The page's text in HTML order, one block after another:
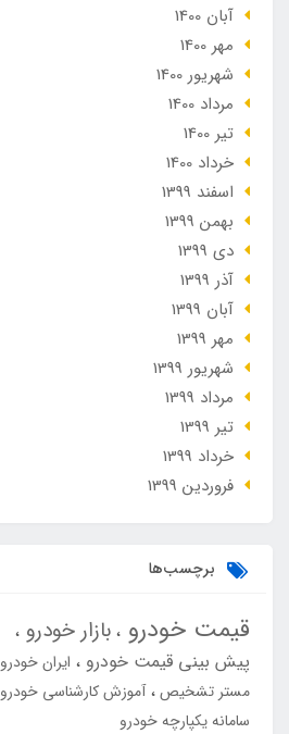
آبان 1400
مهر 1400
شهریور 1400
مرداد 1400
تير 1400
خرداد 1400
اسفند 1399
بهمن 1399
دی 1399
آذر 1399
آبان 1399
مهر 1399
شهریور 1399
مرداد 1399
تير 1399
خرداد 1399
فروردین 1399
برچسب‌ها
قیمت خودرو بازار خودرو
پیش بینی قیمت خودرو ایران خودرو
مستر تشخیص آموزش کارشناسی خودرو
سامانه یکپارچه خودرو